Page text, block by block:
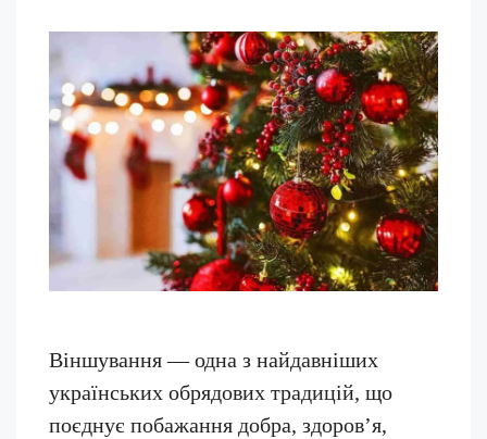
Віншування — одна з найдавніших
українських обрядових традицій, що
поєднує побажання добра, здоров’я,